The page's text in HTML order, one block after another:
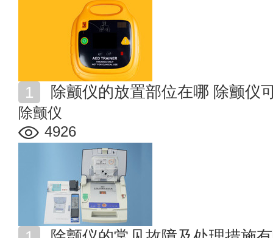
除颤仪的放置部位在哪 除颤仪
除颤仪
4926